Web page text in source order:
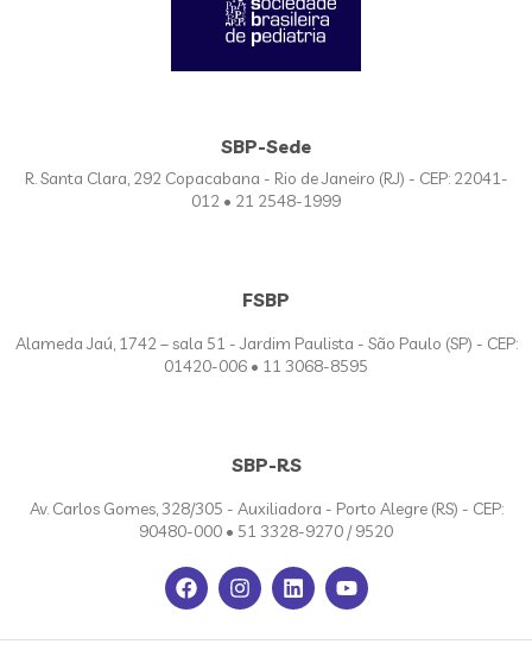
SBP-Sede
R. Santa Clara, 292 Copacabana - Rio de Janeiro (RJ) - CEP: 22041-
012 • 21 2548-1999
FSBP
Alameda Jaú, 1742 – sala 51 - Jardim Paulista - São Paulo (SP) - CEP:
01420-006 • 11 3068-8595
SBP-RS
Av. Carlos Gomes, 328/305 - Auxiliadora - Porto Alegre (RS) - CEP:
90480-000 • 51 3328-9270 / 9520